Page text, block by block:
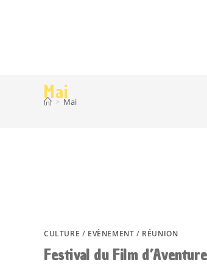
Mai
> Mai
CULTURE / EVÈNEMENT / RÉUNION
Festival du Film d’Aventure